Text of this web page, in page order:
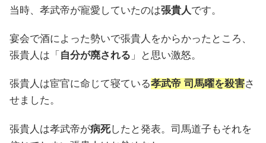
当時、孝武帝が寵愛していたのは張貴人です。
宴会で酒によった勢いで張貴人をからかったところ、
張貴人は「 自分が廃される 」と思い激怒。
張貴人は宦官に命じて寝ている孝武帝 司馬曜を殺害さ
せました。
張貴人は孝武帝が病死したと発表。司馬道子もそれを